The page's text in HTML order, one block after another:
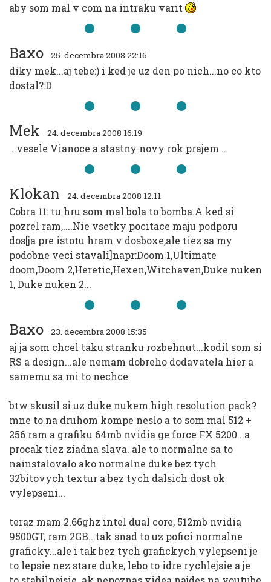
aby som mal v com na intraku varit
Baxo 25. decembra 2008 22:16
diky mek...aj tebe:) i ked je uz den po nich...no co kto
dostal?:D
Mek 24. decembra 2008 16:19
...vesele Vianoce a stastny novy rok prajem...
Klokan 24. decembra 2008 12:11
Cobra 11: tu hru som mal bola to bomba.A ked si
pozrel ram,....Nie vsetky pocitace maju podporu
dos[ja pre istotu hram v dosboxe,ale tiez sa my
podobne veci stavali]napr:Doom 1,Ultimate
doom,Doom 2,Heretic,Hexen,Witchaven,Duke nuken
1, Duke nuken 2...
Baxo 23. decembra 2008 15:35
aj ja som chcel taku stranku rozbehnut...kodil som si
RS a design...ale nemam dobreho dodavatela hier a
samemu sa mi to nechce
btw skusil si uz duke nukem high resolution pack?
mne to na druhom kompe neslo a to som mal 512 +
256 ram a grafiku 64mb nvidia ge force FX 5200...a
procak tiez ziadna slava. ale to normalne sa to
nainstalovalo ako normalne duke bez tych
32bitovych textur a bez tych dalsich dost ok
vylepseni...
teraz mam 2.66ghz intel dual core, 512mb nvidia
9500GT, ram 2GB...tak snad to uz pofici normalne
graficky...ale i tak bez tych grafickych vylepseni je
to lepsie nez stare duke, lebo to idre rychlejsie a je